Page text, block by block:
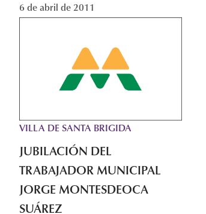
6 de abril de 2011
VILLA DE SANTA BRIGIDA
JUBILACIÓN DEL
TRABAJADOR MUNICIPAL
JORGE MONTESDEOCA
SUÁREZ